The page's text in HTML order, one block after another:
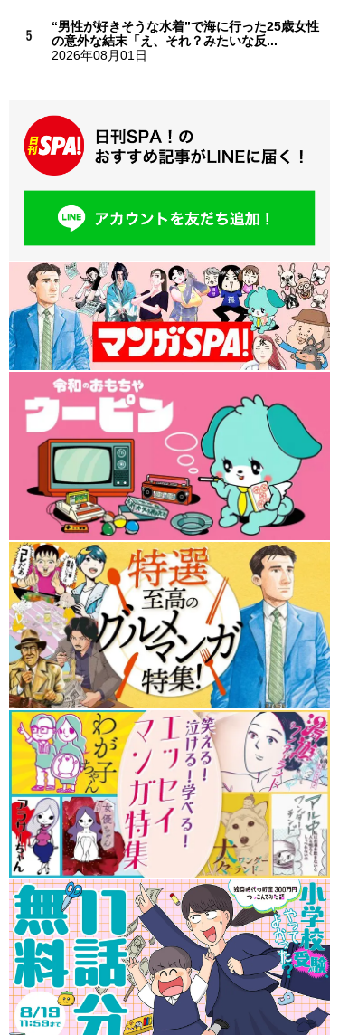
“男性が好きそうな水着”で海に行った25歳女性
の意外な結末「え、それ？みたいな反...
2026年08月01日